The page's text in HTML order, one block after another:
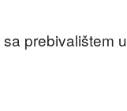
prebivalištem u